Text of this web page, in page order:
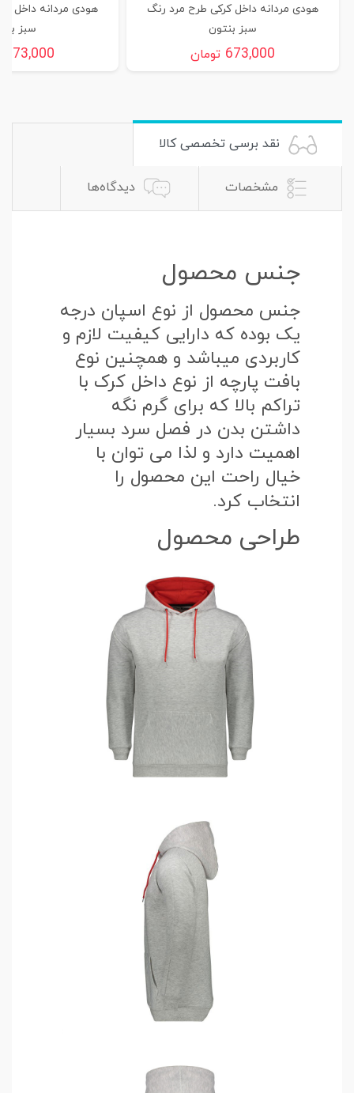
هودی مردانه داخل کرکی طرح مرد رنگ
سبز بنتون
673,000 تومان
هودی مردانه داخل
سبز
673,000
نقد برسی تخصصی کالا
مشخصات دیدگاه‌ها
جنس محصول
جنس محصول از نوع اسپان درجه
یک بوده که دارایی کیفیت لازم و
کاربردی میباشد و همچنین نوع
بافت پارچه از نوع داخل کرک با
تراکم بالا که برای گرم نگه
داشتن بدن در فصل سرد بسیار
اهمیت دارد و لذا می توان با
خیال راحت این محصول را
انتخاب کرد.
طراحی محصول